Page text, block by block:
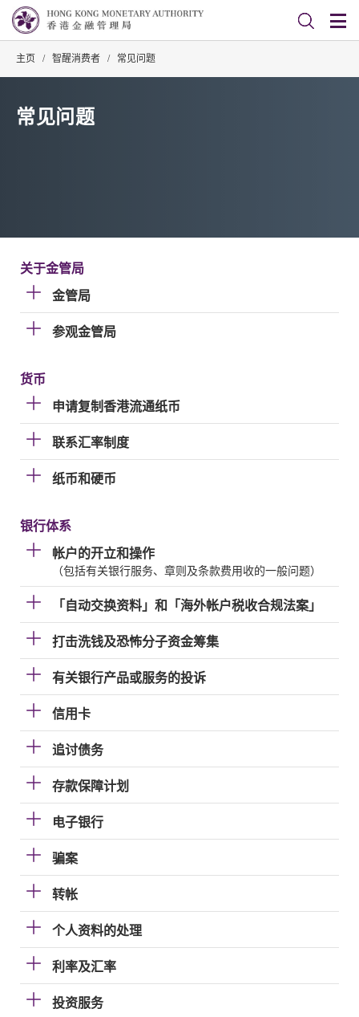
主页 / 智醒消费者 / 常见问题
常见问题
关于金管局
金管局
参观金管局
货币
申请复制香港流通纸币
联系汇率制度
纸币和硬币
银行体系
帐户的开立和操作
（包括有关银行服务、章则及条款费用收的一般问题）
「自动交换资料」和「海外帐户税收合规法案」
打击洗钱及恐怖分子资金筹集
有关银行产品或服务的投诉
信用卡
追讨债务
存款保障计划
电子银行
骗案
转帐
个人资料的处理
利率及汇率
投资服务